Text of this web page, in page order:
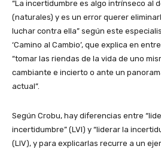
“La incertidumbre es algo intrínseco al
(naturales) y es un error querer
luchar contra ella” según este
‘Camino al Cambio’, que explica en
“tomar las riendas de la vida de uno
cambiante e incierto o ante un
actual”.
Según Crobu, hay diferencias entre
incertidumbre” (LVI) y “liderar la
(LIV), y para explicarlas recurre a un